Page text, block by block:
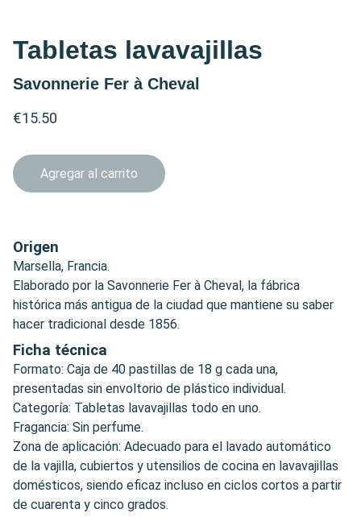
Tabletas lavavajillas
Savonnerie Fer à Cheval
€15.50
Agregar al carrito
Origen
Marsella, Francia.
Elaborado por la Savonnerie Fer à Cheval, la fábrica
histórica más antigua de la ciudad que mantiene su saber
hacer tradicional desde 1856.
Ficha técnica
Formato: Caja de 40 pastillas de 18 g cada una,
presentadas sin envoltorio de plástico individual.
Categoría: Tabletas lavavajillas todo en uno.
Fragancia: Sin perfume.
Zona de aplicación: Adecuado para el lavado automático
de la vajilla, cubiertos y utensilios de cocina en lavavajillas
domésticos, siendo eficaz incluso en ciclos cortos a partir
de cuarenta y cinco grados.